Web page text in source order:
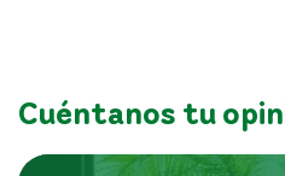
Cuéntanos tu